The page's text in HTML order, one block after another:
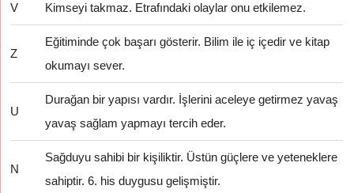
V Kimseyi takmaz. Etrafındaki olaylar onu etkilemez.
Z
Eğitiminde çok başarı gösterir. Bilim ile iç içedir ve kitap
okumayı sever.
U
Durağan bir yapısı vardır. İşlerini aceleye getirmez yavaş
yavaş sağlam yapmayı tercih eder.
N
Sağduyu sahibi bir kişiliktir. Üstün güçlere ve yeteneklere
sahiptir. 6. his duygusu gelişmiştir.